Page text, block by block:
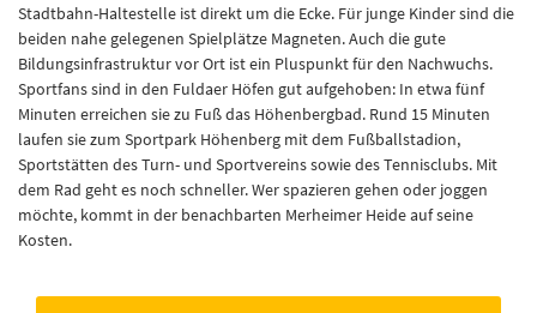
Stadtbahn-Haltestelle ist direkt um die Ecke. Für junge Kinder sind die
beiden nahe gelegenen Spielplätze Magneten. Auch die gute
Bildungsinfrastruktur vor Ort ist ein Pluspunkt für den Nachwuchs.
Sportfans sind in den Fuldaer Höfen gut aufgehoben: In etwa fünf
Minuten erreichen sie zu Fuß das Höhenbergbad. Rund 15 Minuten
laufen sie zum Sportpark Höhenberg mit dem Fußballstadion,
Sportstätten des Turn- und Sportvereins sowie des Tennisclubs. Mit
dem Rad geht es noch schneller. Wer spazieren gehen oder joggen
möchte, kommt in der benachbarten Merheimer Heide auf seine
Kosten.